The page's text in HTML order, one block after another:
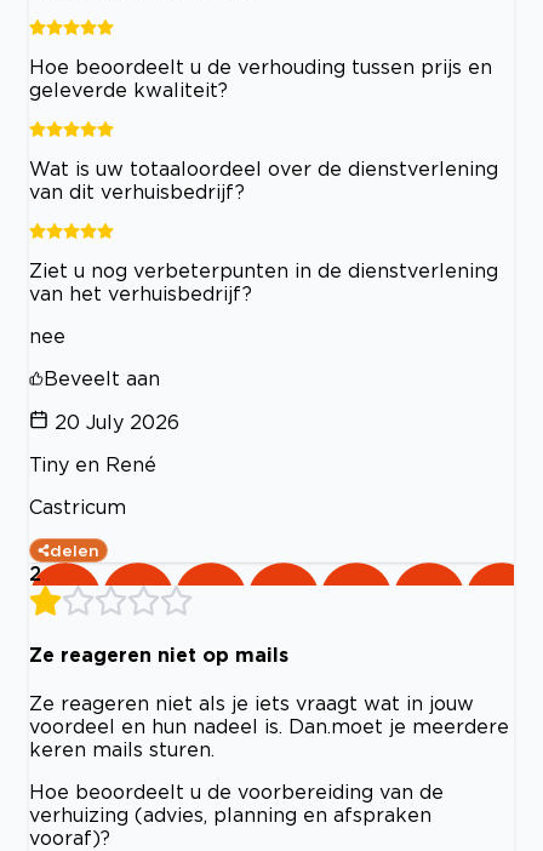
Hoe beoordeelt u de verhouding tussen prijs en
geleverde kwaliteit?
Wat is uw totaaloordeel over de dienstverlening
van dit verhuisbedrijf?
Ziet u nog verbeterpunten in de dienstverlening
van het verhuisbedrijf?
nee
Beveelt aan
20 July 2026
Tiny en René
Castricum
delen
2
Ze reageren niet op mails
Ze reageren niet als je iets vraagt wat in jouw
voordeel en hun nadeel is. Dan.moet je meerdere
keren mails sturen.
Hoe beoordeelt u de voorbereiding van de
verhuizing (advies, planning en afspraken
vooraf)?